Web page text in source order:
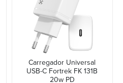
Carregador Universal
USB-C Fortrek FK 131B
20w PD